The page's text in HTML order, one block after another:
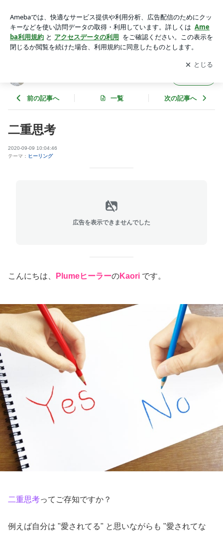
アプリをダウンロードして ブログの更新通知
を受け取りまし
ょう。
開く
前の記事へ 一覧 次の記事へ
二重思考
2020-09-09 10:04:46
テーマ： ヒーリング
広告を表示できませんでした
こんにちは、 PlumeヒーラーのKaori です。
二重思考ってご存知ですか？
例えば自分は "愛されてる" と思いながらも "愛されてな